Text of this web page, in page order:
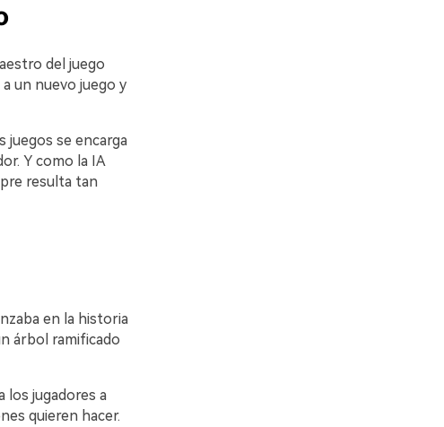
del juego
un nuevo juego y
juegos se encarga
Y como la IA
resulta tan
en la historia
árbol ramificado
los jugadores a
quieren hacer.